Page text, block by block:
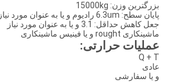
بزرگترین وزن: 15000kg
پایان سطح: 6.3um رادیوم و یا به عنوان مورد نیاز است.
جعل کاهش حداقل: 3.1 و یا به عنوان مورد نیاز
ماشینکاری rought و یا فینیس ماشینکاری
عملیات حرارتی:
Q + T
عادی
و یا سفارشی